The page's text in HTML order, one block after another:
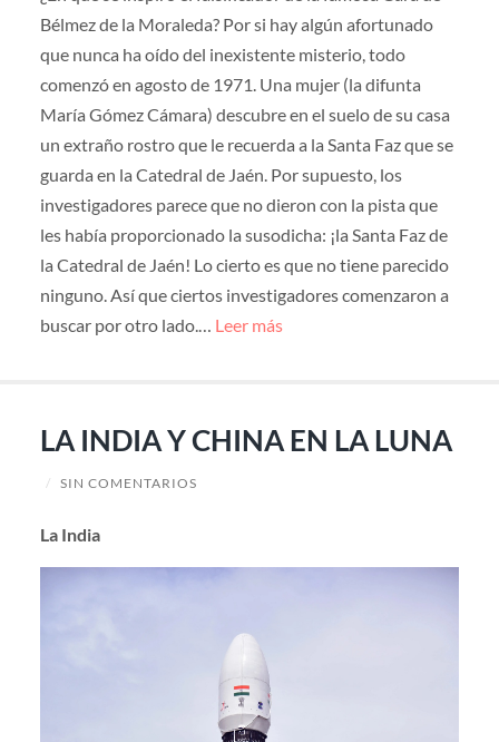
Bélmez de la Moraleda? Por si hay algún afortunado
que nunca ha oído del inexistente misterio, todo
comenzó en agosto de 1971. Una mujer (la difunta
María Gómez Cámara) descubre en el suelo de su casa
un extraño rostro que le recuerda a la Santa Faz que se
guarda en la Catedral de Jaén. Por supuesto, los
investigadores parece que no dieron con la pista que
les había proporcionado la susodicha: ¡la Santa Faz de
la Catedral de Jaén! Lo cierto es que no tiene parecido
ninguno. Así que ciertos investigadores comenzaron a
buscar por otro lado.… Leer más
LA INDIA Y CHINA EN LA LUNA
/ SIN COMENTARIOS
La India